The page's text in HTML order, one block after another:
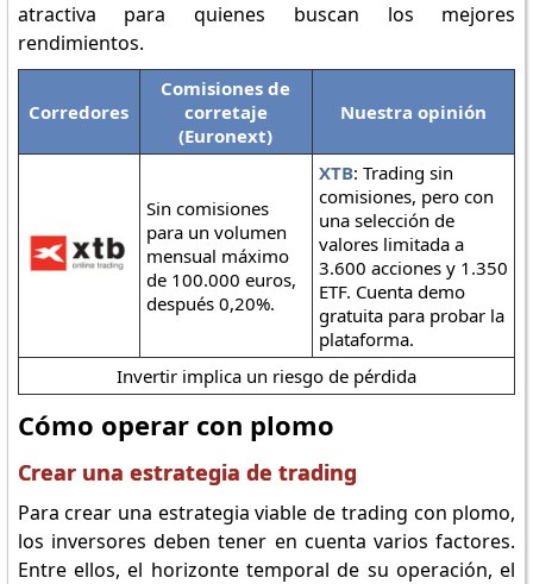
atractiva para quienes buscan los mejores
rendimientos.
Corredores
Comisiones de
corretaje
(Euronext)
Nuestra opinión
Sin comisiones
para un volumen
mensual máximo
de 100.000 euros,
después 0,20%.
XTB: Trading sin
comisiones, pero con
una selección de
valores limitada a
3.600 acciones y 1.350
ETF. Cuenta demo
gratuita para probar la
plataforma.
Invertir implica un riesgo de pérdida
Cómo operar con plomo
Crear una estrategia de trading
Para crear una estrategia viable de trading con plomo,
los inversores deben tener en cuenta varios factores.
Entre ellos, el horizonte temporal de su operación, el